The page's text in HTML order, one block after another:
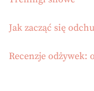
Jak zacząć się
Recenzje odżywek: